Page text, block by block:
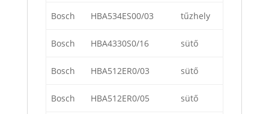
Bosch HBA534ES00/03 tűzhely
Bosch HBA4330S0/16 sütő
Bosch HBA512ER0/03 sütő
Bosch HBA512ER0/05 sütő